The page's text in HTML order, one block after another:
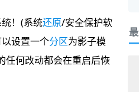
！(系统还原/安全保护软
设置一个分区为影子模
任何改动都会在重启后恢